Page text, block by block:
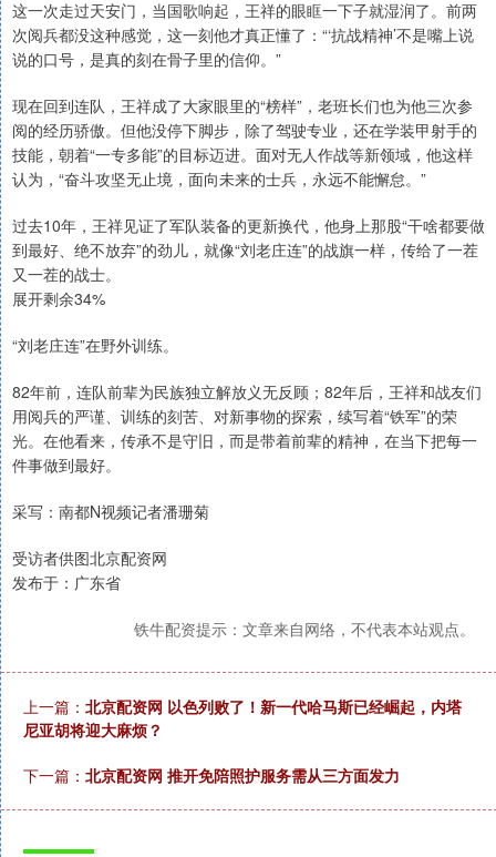
这一次走过天安门，当国歌响起，王祥的眼眶一下子就湿润了。前两
次阅兵都没这种感觉，这一刻他才真正懂了：“‘抗战精神’不是嘴上说
说的口号，是真的刻在骨子里的信仰。”
现在回到连队，王祥成了大家眼里的“榜样”，老班长们也为他三次参
阅的经历骄傲。但他没停下脚步，除了驾驶专业，还在学装甲射手的
技能，朝着“一专多能”的目标迈进。面对无人作战等新领域，他这样
认为，“奋斗攻坚无止境，面向未来的士兵，永远不能懈怠。”
过去10年，王祥见证了军队装备的更新换代，他身上那股“干啥都要做
到最好、绝不放弃”的劲儿，就像“刘老庄连”的战旗一样，传给了一茬
又一茬的战士。
展开剩余34%
“刘老庄连”在野外训练。
82年前，连队前辈为民族独立解放义无反顾；82年后，王祥和战友们
用阅兵的严谨、训练的刻苦、对新事物的探索，续写着“铁军”的荣
光。在他看来，传承不是守旧，而是带着前辈的精神，在当下把每一
件事做到最好。
采写：南都N视频记者潘珊菊
受访者供图北京配资网
发布于：广东省
铁牛配资提示：文章来自网络，不代表本站观点。
上一篇： 北京配资网 以色列败了！新一代哈马斯已经崛起，内塔
尼亚胡将迎大麻烦？
下一篇： 北京配资网 推开免陪照护服务需从三方面发力